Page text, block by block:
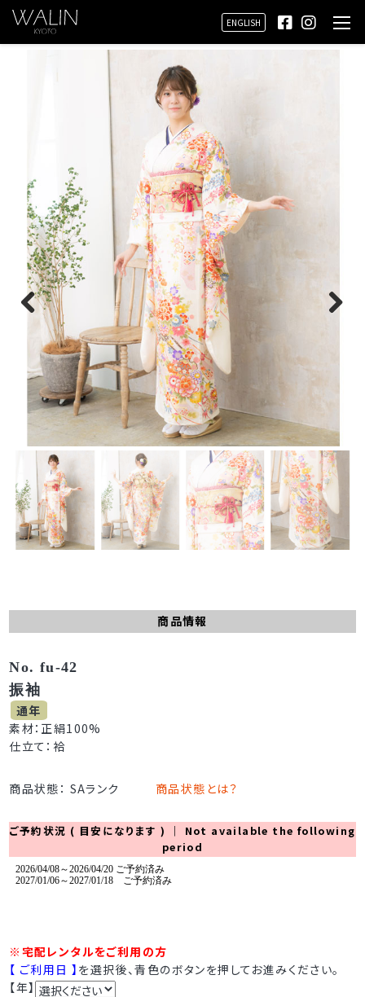
ENGLISH
Prev
ious
Next
商品情報
No. fu-42
振袖
通年
素材：正絹100%
仕立て：袷
商品状態： SAランク 商品状態とは？
ご予約状況 ( 目安になります ) ｜ Not available the following
period
※宅配レンタルをご利用の方
【 ご利用日 】 を選択後、青色のボタンを押してお進みください。
【年】